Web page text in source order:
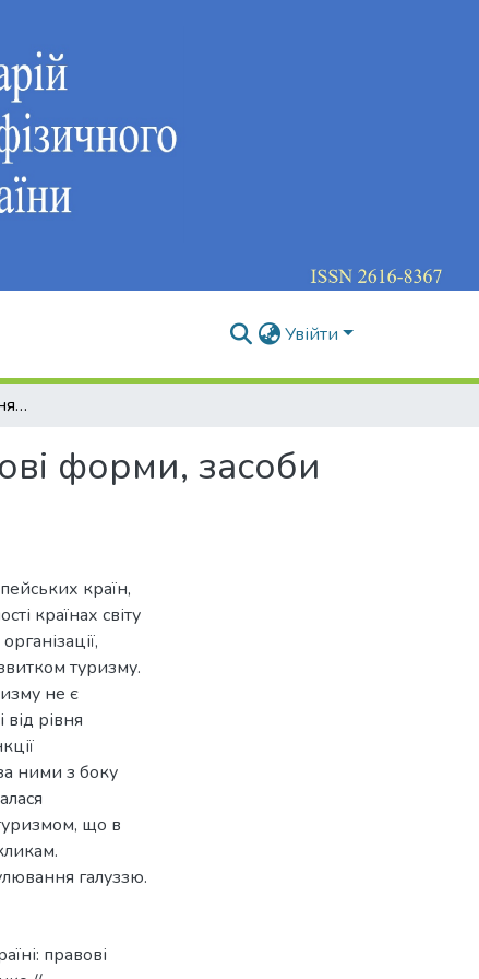
Увійти
Державне регулювання туризму в Україні: правові форми, засоби та моделі
форми, засоби
країн,
країнах світу
туризму.
не є
рівня
ними з боку
що в
галуззю.
правові